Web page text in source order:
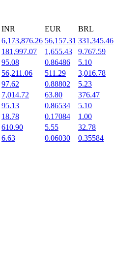
INR EUR BRL
6,173,876.26 56,157.31 331,345.46
181,997.07 1,655.43 9,767.59
95.08 0.86486 5.10
56,211.06 511.29 3,016.78
97.62 0.88802 5.23
7,014.72 63.80 376.47
95.13 0.86534 5.10
18.78 0.17084 1.00
610.90 5.55 32.78
6.63 0.06030 0.35584